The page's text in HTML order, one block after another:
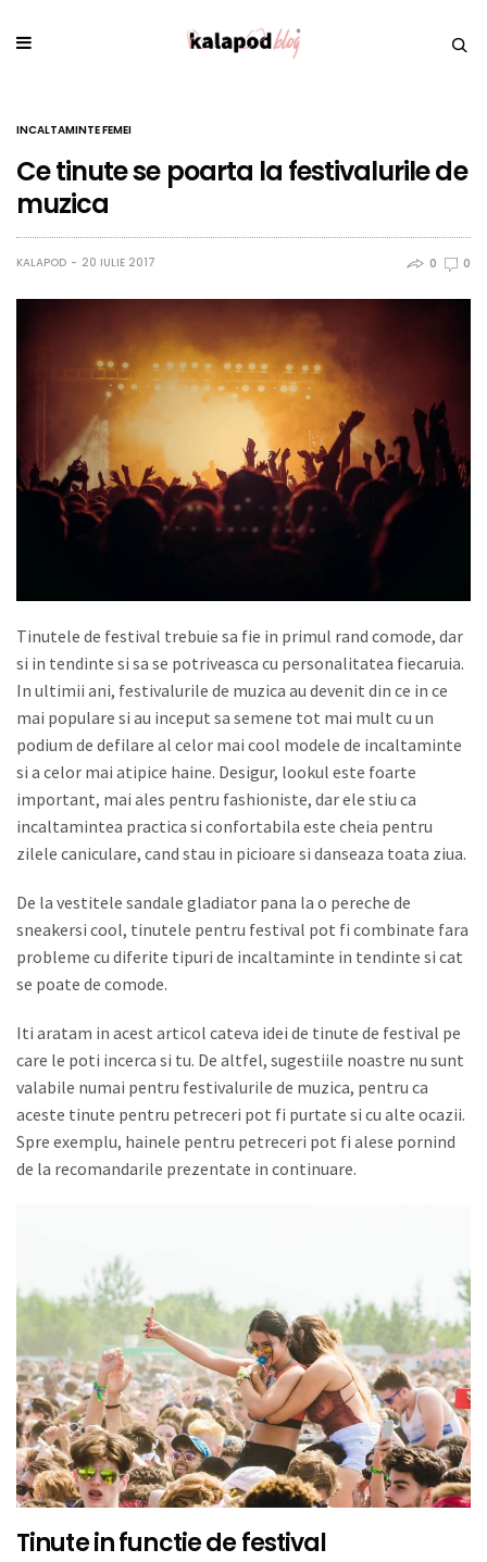
INCALTAMINTE FEMEI
Ce tinute se poarta la festivalurile de
muzica
KALAPOD 20 IULIE 2017 0 0
Tinutele de festival trebuie sa fie in primul rand comode, dar
si in tendinte si sa se potriveasca cu personalitatea fiecaruia.
In ultimii ani, festivalurile de muzica au devenit din ce in ce
mai populare si au inceput sa semene tot mai mult cu un
podium de defilare al celor mai cool modele de incaltaminte
si a celor mai atipice haine. Desigur, lookul este foarte
important, mai ales pentru fashioniste, dar ele stiu ca
incaltamintea practica si confortabila este cheia pentru
zilele caniculare, cand stau in picioare si danseaza toata ziua.
De la vestitele sandale gladiator pana la o pereche de
sneakersi cool, tinutele pentru festival pot fi combinate fara
probleme cu diferite tipuri de incaltaminte in tendinte si cat
se poate de comode.
Iti aratam in acest articol cateva idei de tinute de festival pe
care le poti incerca si tu. De altfel, sugestiile noastre nu sunt
valabile numai pentru festivalurile de muzica, pentru ca
aceste tinute pentru petreceri pot fi purtate si cu alte ocazii.
Spre exemplu, hainele pentru petreceri pot fi alese pornind
de la recomandarile prezentate in continuare.
Tinute in functie de festival